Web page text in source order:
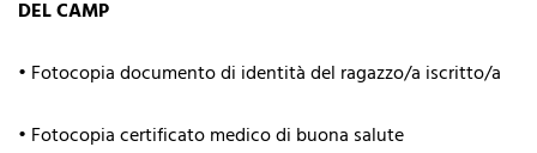
DEL CAMP
•⁠ ⁠Fotocopia documento di identità del ragazzo/a iscritto/a
•⁠ ⁠Fotocopia certificato medico di buona salute